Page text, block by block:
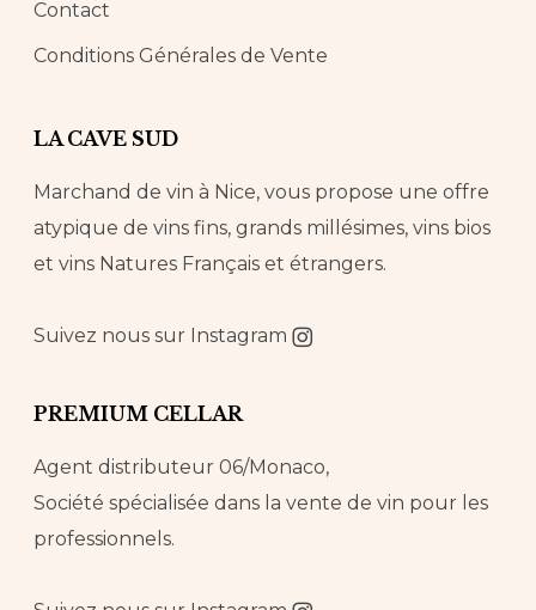
Contact
Conditions Générales de Vente
LA CAVE SUD
Marchand de vin à Nice, vous propose une offre
atypique de vins fins, grands millésimes, vins bios
et vins Natures Français et étrangers.
Suivez nous sur Instagram
PREMIUM CELLAR
Agent distributeur 06/Monaco,
Société spécialisée dans la vente de vin pour les
professionnels.